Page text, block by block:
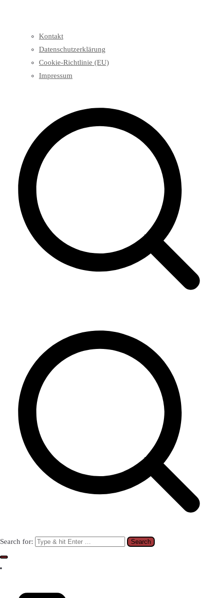
Kontakt
Datenschutzerklärung
Cookie-Richtlinie (EU)
Impressum
Search for: